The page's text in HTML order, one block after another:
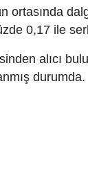
ortasında
0,17 ile
alıcı
durumda.